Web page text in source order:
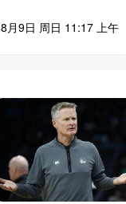
8月9日 周日 11:17 上午